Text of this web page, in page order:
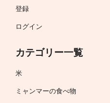
登録
ログイン
カテゴリー一覧
米
ミャンマーの食べ物